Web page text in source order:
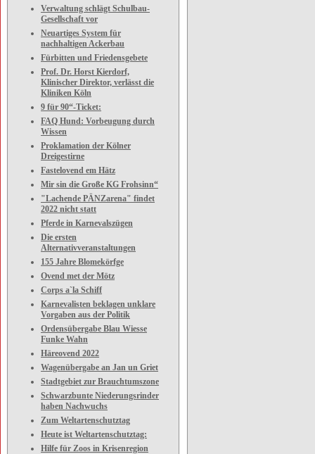
Verwaltung schlägt Schulbau-
Gesellschaft vor
Neuartiges System für
nachhaltigen Ackerbau
Fürbitten und Friedensgebete
Prof. Dr. Horst Kierdorf,
Klinischer Direktor, verlässt die
Kliniken Köln
9 für 90“-Ticket:
FAQ Hund: Vorbeugung durch
Wissen
Proklamation der Kölner
Dreigestirne
Fastelovend em Hätz
Mir sin die Große KG Frohsinn“
"Lachende PÄNZarena" findet
2022 nicht statt
Pferde in Karnevalszügen
Die ersten
Alternativveranstaltungen
155 Jahre Blomekörfge
Ovend met der Mötz
Corps a`la Schiff
Karnevalisten beklagen unklare
Vorgaben aus der Politik
Ordensübergabe Blau Wiesse
Funke Wahn
Häreovend 2022
Wagenübergabe an Jan un Griet
Stadtgebiet zur Brauchtumszone
Schwarzbunte Niederungsrinder
haben Nachwuchs
Zum Weltartenschutztag
Heute ist Weltartenschutztag:
Hilfe für Zoos in Krisenregion